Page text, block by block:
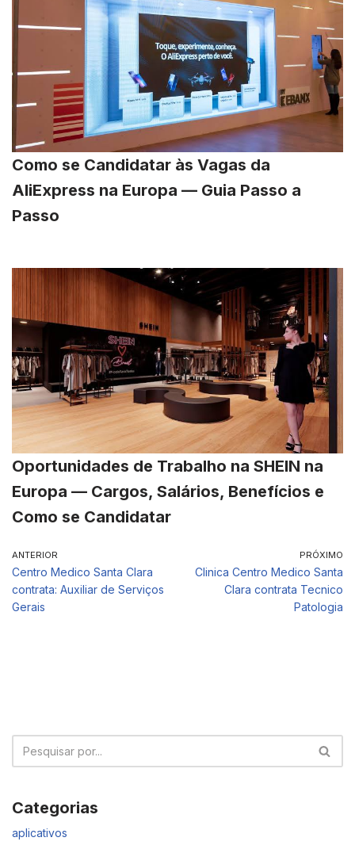
Como se Candidatar às Vagas da
AliExpress na Europa — Guia Passo a
Passo
Oportunidades de Trabalho na SHEIN na
Europa — Cargos, Salários, Benefícios e
Como se Candidatar
ANTERIOR
Centro Medico Santa Clara
contrata: Auxiliar de Serviços
Gerais
PRÓXIMO
Clinica Centro Medico Santa
Clara contrata Tecnico
Patologia
Categorias
aplicativos